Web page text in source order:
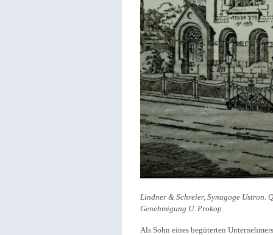
Lindner & Schreier, Synagoge Ustron.
Genehmigung U. Prokop.
Als Sohn eines begüterten